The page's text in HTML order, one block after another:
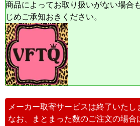
商品によってお取り扱いがない場合
じめご承知おきください。
メーカー取寄サービスは終了いたし
なお、まとまった数のご注文の場合